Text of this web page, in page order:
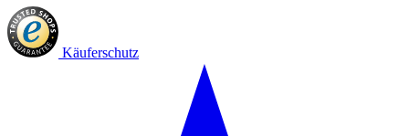
Käuferschutz